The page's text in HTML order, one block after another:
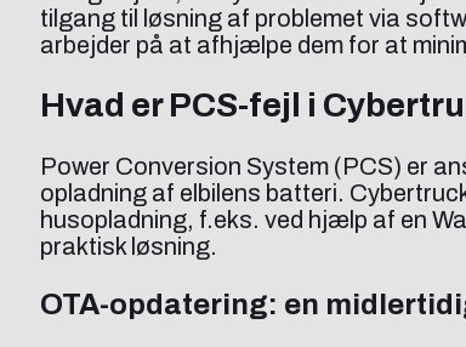
tilgang til løsning af problemet via
arbejder på at afhjælpe dem for at
Hvad er PCS-fejl i
Power Conversion System (PCS) er
opladning af elbilens batteri.
husopladning, f.eks. ved hjælp af en
praktisk løsning.
OTA-opdatering: en